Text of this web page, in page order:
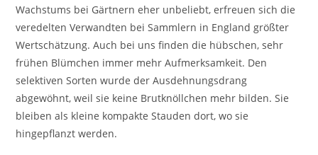
Wachstums bei Gärtnern eher unbeliebt, erfreuen sich die
veredelten Verwandten bei Sammlern in England größter
Wertschätzung. Auch bei uns finden die hübschen, sehr
frühen Blümchen immer mehr Aufmerksamkeit. Den
selektiven Sorten wurde der Ausdehnungsdrang
abgewöhnt, weil sie keine Brutknöllchen mehr bilden. Sie
bleiben als kleine kompakte Stauden dort, wo sie
hingepflanzt werden.